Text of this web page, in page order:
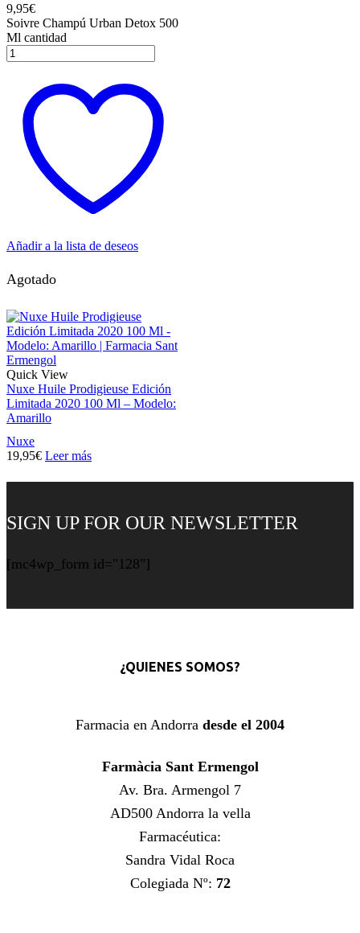
9,95€
Soivre Champú Urban Detox 500
Ml cantidad
Añadir a la lista de deseos
Agotado
Quick View
Nuxe Huile Prodigieuse Edición
Limitada 2020 100 Ml – Modelo:
Amarillo
Nuxe
19,95€ Leer más
SIGN UP FOR OUR NEWSLETTER
[mc4wp_form id="128"]
¿QUIENES SOMOS?
Farmacia en Andorra desde el 2004
Farmàcia Sant Ermengol
Av. Bra. Armengol 7
AD500 Andorra la vella
Farmacéutica:
Sandra Vidal Roca
Colegiada Nº: 72